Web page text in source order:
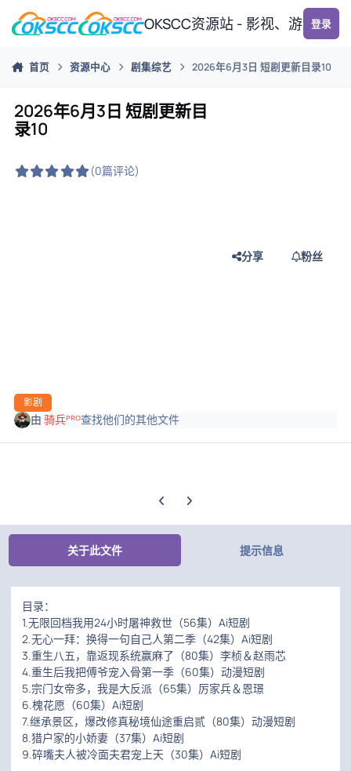
跳转到帖子
OKSCC资源站 - 影视、游戏、
登录
首页 资源中心 剧集综艺 2026年6月3日 短剧更新目录10
2026年6月3日 短剧更新目
录10
(0篇评论)
影剧
分享 粉丝
由骑兵ᴾᴿᴼ查找他们的其他文件
上一张轮播幻灯片
下一张轮播幻灯片
关于此文件 提示信息
目录：
1.无限回档我用24小时屠神救世（56集）Ai短剧
2.无心一拜：换得一句自己人第二季（42集）Ai短剧
3.重生八五，靠返现系统赢麻了（80集）李桢＆赵雨芯
4.重生后我把傅爷宠入骨第一季（60集）动漫短剧
5.宗门女帝多，我是大反派（65集）厉家兵＆恩璟
6.槐花愿（60集）Ai短剧
7.继承景区，爆改修真秘境仙途重启贰（80集）动漫短剧
8.猎户家的小娇妻（37集）Ai短剧
9.碎嘴夫人被冷面夫君宠上天（30集）Ai短剧